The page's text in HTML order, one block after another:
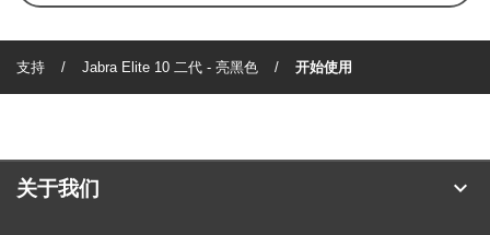
支持 Jabra Elite 10 二代 - 亮黑色 开始使用
expand_more
关于我们